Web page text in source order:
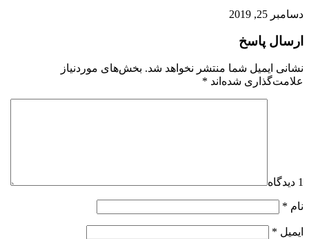
دسامبر 25, 2019
ارسال پاسخ
نشانی ایمیل شما منتشر نخواهد شد. بخش‌های موردنیاز
علامت‌گذاری شده‌اند *
1 دیدگاه
نام *
ایمیل *